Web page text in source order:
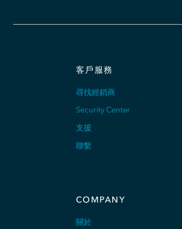
客戶服務
尋找經銷商
Security Center
支援
聯繫
COMPANY
關於